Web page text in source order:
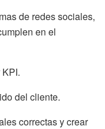
de redes sociales,
en el
del cliente.
correctas y crear